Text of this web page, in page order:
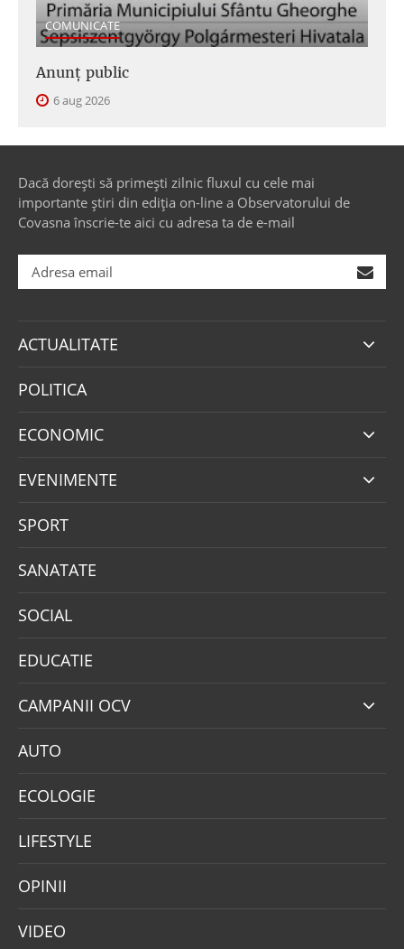
COMUNICATE
Anunţ public
6 aug 2026
Dacă dorești să primești zilnic fluxul cu cele mai
importante știri din ediția on-line a Observatorului de
Covasna înscrie-te aici cu adresa ta de e-mail
ACTUALITATE
POLITICA
ECONOMIC
EVENIMENTE
SPORT
SANATATE
SOCIAL
EDUCATIE
CAMPANII OCV
AUTO
ECOLOGIE
LIFESTYLE
OPINII
VIDEO